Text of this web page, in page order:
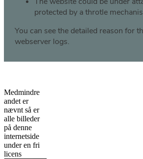
Medmindre
andet er
nævnt så er
alle billeder
på denne
internetside
under en fri
licens